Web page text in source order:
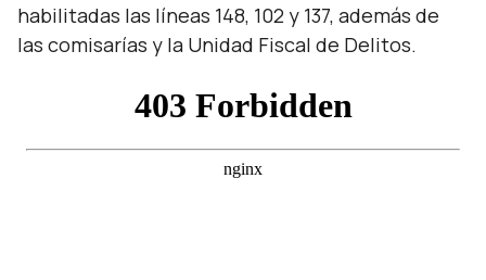
habilitadas las líneas 148, 102 y 137, además de
las comisarías y la Unidad Fiscal de Delitos.